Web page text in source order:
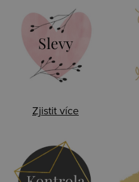
Slevy
Zjistit více